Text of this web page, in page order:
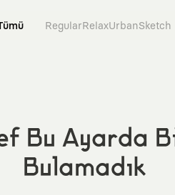
RegularRelaxUrbanSketch
Bu Ayarda
Bulamadık